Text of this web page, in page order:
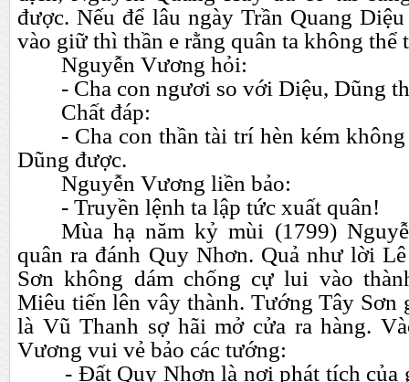
được. Nếu để lâu ngày Trần Quang
vào giữ thì thần e rằng quân ta không thể
Nguyễn Vương hỏi:
- Cha con ngươi so với Diệu, Dũng
Chất đáp:
- Cha con thần tài trí hèn kém
Dũng được.
Nguyễn Vương liền bảo:
- Truyền lệnh ta lập tức xuất quân!
Mùa hạ năm kỷ mùi (1799)
quân ra đánh Quy Nhơn. Quả như lời
Sơn không dám chống cự lui vào
Miêu tiến lên vây thành. Tướng Tây Sơn
là Vũ Thanh sợ hãi mở cửa ra hàng.
Vương vui vẻ bảo các tướng:
- Đất Quy Nhơn là nơi phát tích của